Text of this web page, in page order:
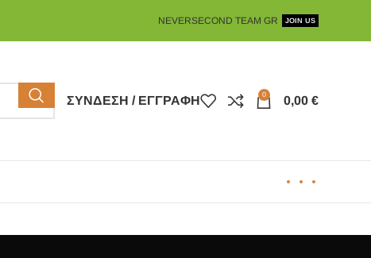
NEVERSECOND TEAM GR JOIN US
ΣΎΝΔΕΣΗ / ΕΓΓΡΑΦΉ 0 0,00 €